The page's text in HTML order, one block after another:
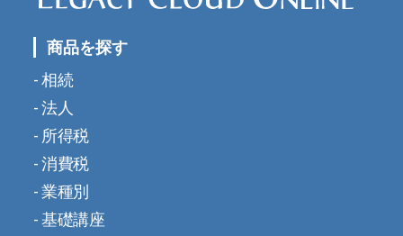
商品を探す
相続
法人
所得税
消費税
業種別
基礎講座